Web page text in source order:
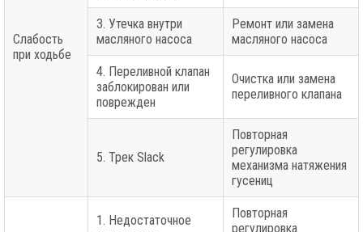
Слабость
при ходьбе
3. Утечка внутри
масляного насоса
Ремонт или замена
масляного насоса
4. Переливной клапан
заблокирован или
поврежден
Очистка или замена
переливного клапана
5. Трек Slack
Повторная
регулировка
механизма натяжения
гусениц
1. Недостаточное
Повторная
регулировка